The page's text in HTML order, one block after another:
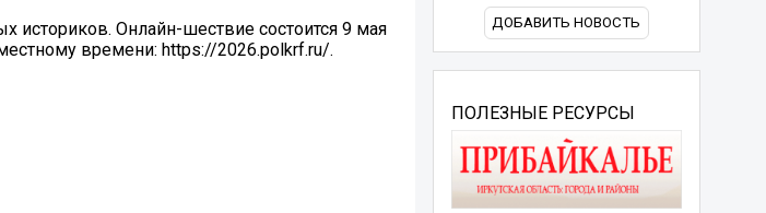
историков. Онлайн-шествие состоится 9 мая
времени: https://2026.polkrf.ru/.
ДОБАВИТЬ НОВОСТЬ
ПОЛЕЗНЫЕ РЕСУРСЫ